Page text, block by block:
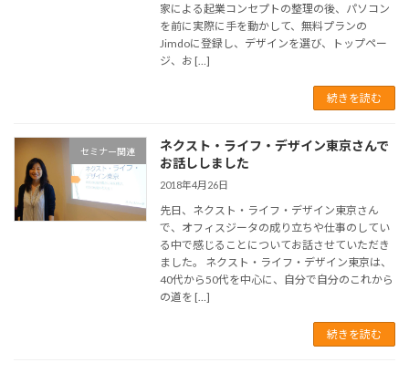
家による起業コンセプトの整理の後、パソコン
を前に実際に手を動かして、無料プランの
Jimdoに登録し、デザインを選び、トップペー
ジ、お […]
続きを読む
セミナー関連
ネクスト・ライフ・デザイン東京さんで
お話ししました
2018年4月26日
先日、ネクスト・ライフ・デザイン東京さん
で、オフィスジータの成り立ちや仕事のしてい
る中で感じることについてお話させていただき
ました。 ネクスト・ライフ・デザイン東京は、
40代から50代を中心に、自分で自分のこれから
の道を […]
続きを読む